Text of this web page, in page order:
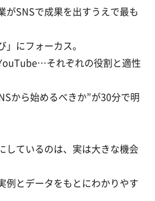
がSNSで成果を出すうえで最も
」にフォーカス。
それぞれの役割と適性
から始めるべきか”が30分で明
しているのは、実は大きな機会
例とデータをもとにわかりやす